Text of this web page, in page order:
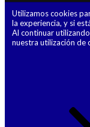
Utilizamos cookies
la experiencia, y si
Al continuar
nuestra utilización de